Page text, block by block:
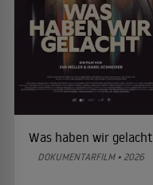
Was haben wir gelacht
DOKUMENTARFILM • 2026